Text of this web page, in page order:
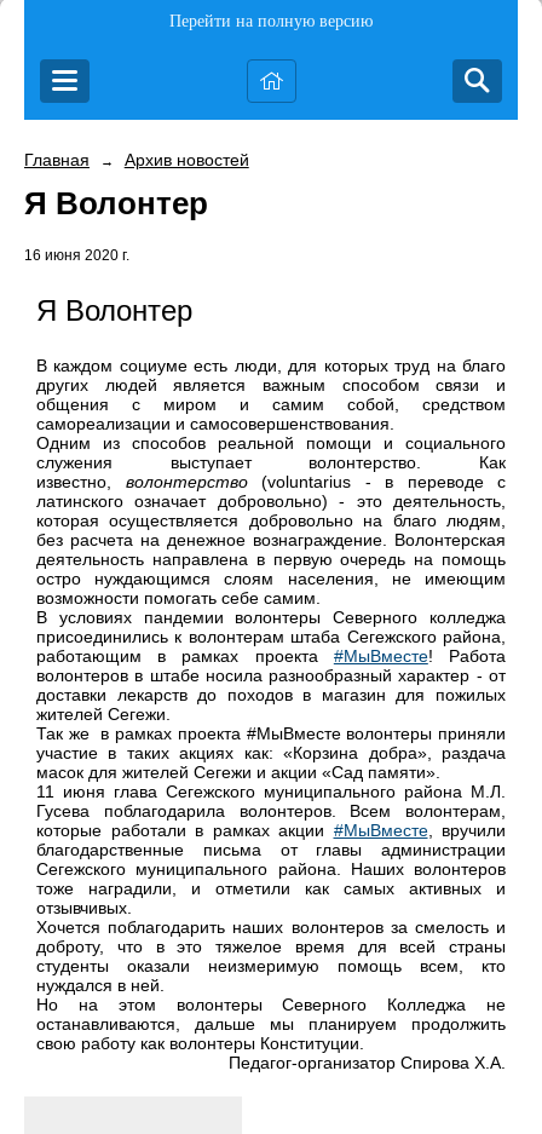
Перейти на полную версию
Главная → Архив новостей
Я Волонтер
16 июня 2020 г.
Я Волонтер
В каждом социуме есть люди, для которых труд на благо
других людей является важным способом связи и
общения с миром и самим собой, средством
самореализации и самосовершенствования.
Одним из способов реальной помощи и социального
служения выступает волонтерство. Как
известно, волонтерство(voluntarius - в переводе с
латинского означает добровольно) - это деятельность,
которая осуществляется добровольно на благо людям,
без расчета на денежное вознаграждение. Волонтерская
деятельность направлена в первую очередь на помощь
остро нуждающимся слоям населения, не имеющим
возможности помогать себе самим.
В условиях пандемии волонтеры Северного колледжа
присоединились к волонтерам штаба Сегежского района,
работающим в рамках проекта #МыВместе! Работа
волонтеров в штабе носила разнообразный характер - от
доставки лекарств до походов в магазин для пожилых
жителей Сегежи.
Так же в рамках проекта #МыВместе волонтеры приняли
участие в таких акциях как: «Корзина добра», раздача
масок для жителей Сегежи и акции «Сад памяти».
11 июня глава Сегежского муниципального района М.Л.
Гусева поблагодарила волонтеров. Всем волонтерам,
которые работали в рамках акции #МыВместе, вручили
благодарственные письма от главы администрации
Сегежского муниципального района. Наших волонтеров
тоже наградили, и отметили как самых активных и
отзывчивых.
Хочется поблагодарить наших волонтеров за смелость и
доброту, что в это тяжелое время для всей страны
студенты оказали неизмеримую помощь всем, кто
нуждался в ней.
Но на этом волонтеры Северного Колледжа не
останавливаются, дальше мы планируем продолжить
свою работу как волонтеры Конституции.
Педагог-организатор Спирова Х.А.